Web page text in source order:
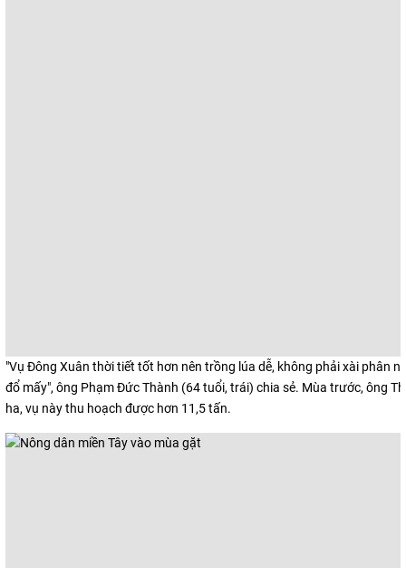
"Vụ Đông Xuân thời tiết tốt hơn nên trồng lúa dễ, không phải xài phân
đổ mấy", ông Phạm Đức Thành (64 tuổi, trái) chia sẻ. Mùa trước, ông
ha, vụ này thu hoạch được hơn 11,5 tấn.